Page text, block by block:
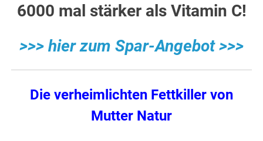
6000 mal stärker als Vitamin C!
>>> hier zum Spar-Angebot >>>
Die verheimlichten Fettkiller von
Mutter Natur